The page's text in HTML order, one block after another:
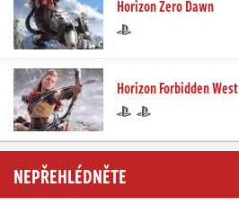
Horizon Zero Dawn
Horizon Forbidden West
NEPŘEHLÉDNĚTE